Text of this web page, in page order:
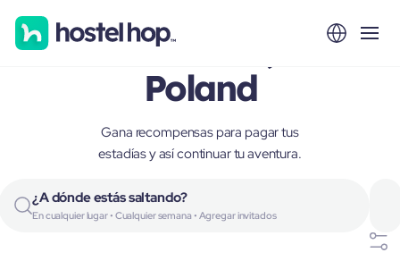
Wrocław,
Poland
Gana recompensas para pagar tus
estadías y así continuar tu aventura.
¿A dónde estás saltando?
En cualquier lugar • Cualquier semana • Agregar invitados